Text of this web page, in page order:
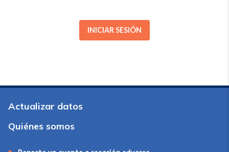
INICIAR SESIÓN
Actualizar datos
Quiénes somos